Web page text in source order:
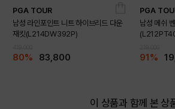
PGA TOUR
남성 라인포인트 니트 하이브리드 다운
재킷(L214DW392P)
80% 83,800
PGA
남성 메쉬
91%
이 상품과 함께 본 상